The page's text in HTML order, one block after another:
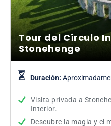
Tour del Círculo
Stonehenge
Duración:
Visita privada a
Interior.
Descubre la magia y el